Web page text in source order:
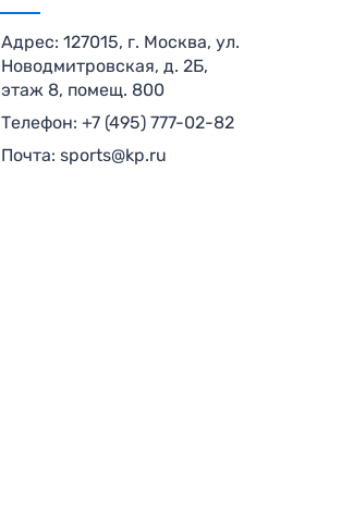
Адрес: 127015, г. Москва, ул.
Новодмитровская, д. 2Б,
этаж 8, помещ. 800
Телефон: +7 (495) 777-02-82
Почта: sports@kp.ru